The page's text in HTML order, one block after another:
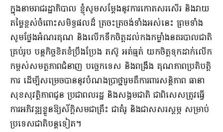
ក្នុងនាមរាជរដ្ឋាភិបាល ខ្ញុំសូមសម្តែងនូវការកោតសរសើរ និងវាយ
តម្លៃខ្ពស់ចំពោះសមិទ្ធផលដ៏ ត្រចះត្រចង់ទាំងអស់នេះ ព្រមទាំង
សូមថ្លែងអំណរគុណ និងលើកទឹកចិត្តដល់កងកម្លាំងនគរបាលជាតិ
គ្រប់រូប បន្តកិច្ចខិតខំប្រឹងប្រែង តស៊ូ អត់ធ្មត់ យកចិត្តទុកដាក់លើក
កម្ពស់សមត្ថភាពជំនាញ បច្ចេកទេស និងពង្រឹង គុណភាពប្រតិបត្តិ
ការ ដើម្បីសម្រេចបាននូវបំណងប្រាថ្នារួមគឺការពារសន្តិភាព ធានា
សុខសុវត្ថិភាពជូន ប្រជាពលរដ្ឋ និងសង្គមជាតិ ជាពិសេសត្រូវធ្វើ
ការអភិវឌ្ឍខ្លួនឱ្យស័ក្តិសមជាគ្រឹះ ជាគំរូ និងជាសសរស្ដម្ភ សម្រាប់
ប្រទេសជាតិបន្តទៀត។